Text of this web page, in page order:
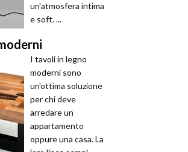
un'atmosfera intima
e soft. ...
I tavoli in legno
moderni sono
un'ottima soluzione
per chi deve
arredare un
appartamento
oppure una casa. La